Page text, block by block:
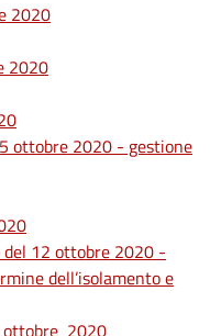
2020
2020
ottobre 2020 - gestione
12 ottobre 2020 -
dell’isolamento e
ottobre 2020